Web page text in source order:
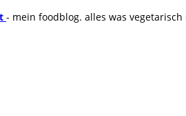
- mein foodblog. alles was